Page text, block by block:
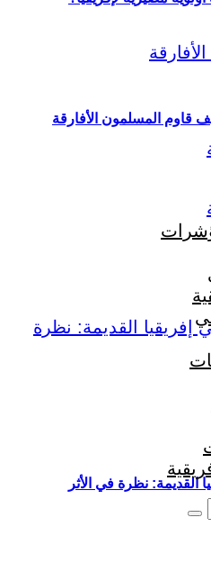
القديمة: نظرة في الأثر
قاوم المسلمون الأفارقة